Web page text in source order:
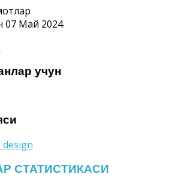
07 Май 2024
учун
СТАТИСТИКАСИ